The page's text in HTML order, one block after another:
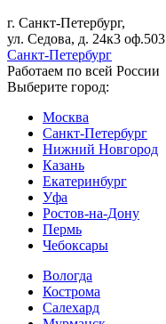
г. Санкт-Петербург,
ул. Седова, д. 24к3 оф.503
Санкт-Петербург
Работаем по всей России
Выберите город:
Москва
Санкт-Петербург
Нижний Новгород
Казань
Екатеринбург
Уфа
Ростов-на-Дону
Пермь
Чебоксары
Вологда
Кострома
Салехард